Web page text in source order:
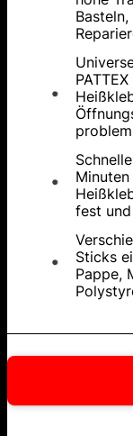
fest
Sticks
Pappe,